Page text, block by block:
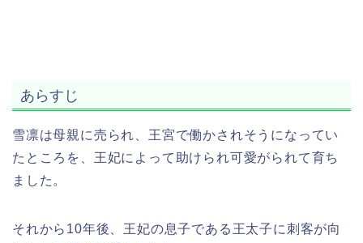
あらすじ
雪凛は母親に売られ、王宮で働かされそうになってい
たところを、王妃によって助けられ可愛がられて育ち
ました。
それから10年後、王妃の息子である王太子に刺客が向